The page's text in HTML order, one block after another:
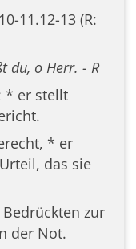
11.12-13 (R:
du, o Herr. - R
* er stellt
* er
das sie
zur
der Not.